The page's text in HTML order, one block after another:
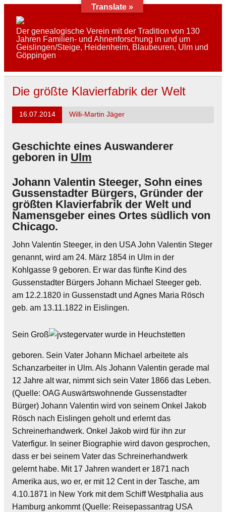
Skip
content
AFAG e.V.
Der genealogische Verein mit der Tradition von 130
Jahren Familien- und Ahnenforschung in und um
Geislingen/Steige, Heidenheim, Blaubeuren, Ulm und
Göppingen
Die größte Klavierfabrik der Welt
16.07.2014 Willi-Martin Jäger
Geschichte eines Auswanderer
geboren in Ulm
Johann Valentin Steeger, Sohn eines
Gussenstadter Bürgers, Gründer der
größten Klavierfabrik der Welt und
Namensgeber eines Ortes südlich von
Chicago.
John Valentin Steeger, in den USA John Valentin Steger
genannt, wird am 24. März 1854 in Ulm in der
Kohlgasse 9 geboren. Er war das fünfte Kind des
Gussenstadter Bürgers Johann Michael Steeger geb.
am 12.2.1820 in Gussenstadt und Agnes Maria Rösch
geb. am 13.11.1822 in Eislingen.
Sein Groß vater wurde in Heuchstetten
geboren. Sein Vater Johann Michael arbeitete als
Schanzarbeiter in Ulm. Als Johann Valentin gerade mal
12 Jahre alt war, nimmt sich sein Vater 1866 das Leben.
(Quelle: OAG Auswärtswohnende Gussenstadter
Bürger) Johann Valentin wird von seinem Onkel Jakob
Rösch nach Eislingen geholt und erlernt das
Schreinerhandwerk. Onkel Jakob wird für ihn zur
Vaterfigur. In seiner Biographie wird davon gesprochen,
dass er bei seinem Vater das Schreinerhandwerk
gelernt habe. Mit 17 Jahren wandert er 1871 nach
Amerika aus, wo er, er mit 12 Cent in der Tasche, am
4.10.1871 in New York mit dem Schiff Westphalia aus
Hamburg ankommt (Quelle: Reisepassantrag USA
Translate »